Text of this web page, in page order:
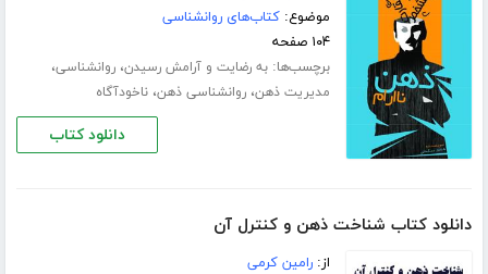
موضوع:کتاب‌های روانشناسی
۱۰۴ صفحه
برچسب‌ها:به رضایت و آرامش رسیدن،روانشناسی،
مدیریت ذهن،روانشناسی ذهن،ناخودآگاه
دانلود کتاب
دانلود کتاب شناخت ذهن و کنترل آن
از:رامین کرمی